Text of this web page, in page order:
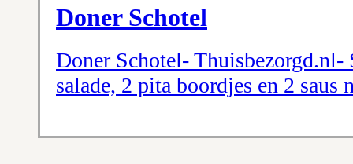
Doner Schotel
Doner Schotel- Thuisbezorgd.nl-
salade, 2 pita boordjes en 2 saus